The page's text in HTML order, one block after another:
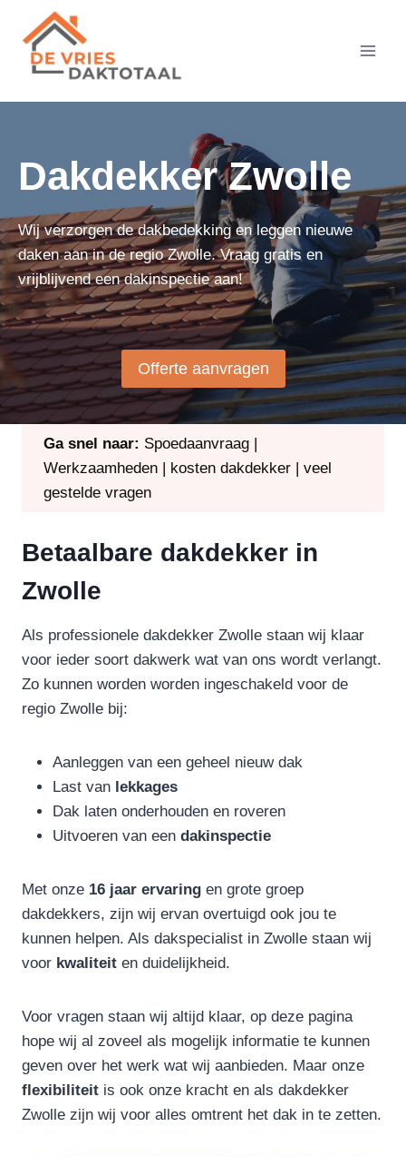
Doorgaan
naar
inhoud
Dakdekker Zwolle
Wij verzorgen de dakbedekking en leggen nieuwe
daken aan in de regio Zwolle. Vraag gratis en
vrijblijvend een dakinspectie aan!
Offerte aanvragen
Ga snel naar: Spoedaanvraag
Werkzaamheden
kosten dakdekker
veel
gestelde vragen
Betaalbare dakdekker in
Zwolle
Als professionele dakdekker Zwolle staan wij klaar
voor ieder soort dakwerk wat van ons wordt verlangt.
Zo kunnen worden worden ingeschakeld voor de
regio Zwolle bij:
Aanleggen van een geheel nieuw dak
Last van lekkages
Dak laten onderhouden en roveren
Uitvoeren van een dakinspectie
Met onze 16 jaar ervaring en grote groep
dakdekkers, zijn wij ervan overtuigd ook jou te
kunnen helpen. Als dakspecialist in Zwolle staan wij
voor kwaliteit en duidelijkheid.
Voor vragen staan wij altijd klaar, op deze pagina
hope wij al zoveel als mogelijk informatie te kunnen
geven over het werk wat wij aanbieden. Maar onze
flexibiliteit is ook onze kracht en als dakdekker
Zwolle zijn wij voor alles omtrent het dak in te zetten.